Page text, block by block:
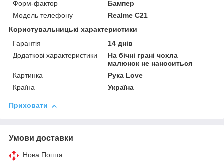
Форм-фактор
Бампер
Модель телефону
Realme C21
Користувальницькі характеристики
Гарантія
14 днів
Додаткові характеристики
На бічні грані чохла
малюнок не наноситься
Картинка
Рука Love
Країна
Україна
Приховати
Умови доставки
Нова Пошта